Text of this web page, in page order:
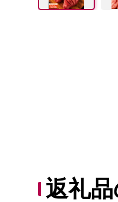
返礼